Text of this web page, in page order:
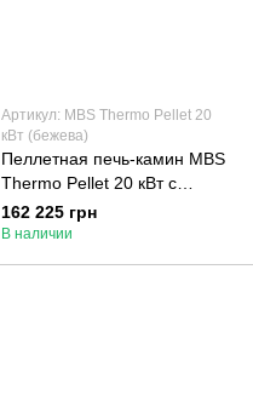
Артикул: MBS Thermo Pellet 20
кВт (бежева)
Пеллетная печь-камин MBS
Thermo Pellet 20 кВт с
водяным контуром
(бежевая)
162 225 грн
В наличии